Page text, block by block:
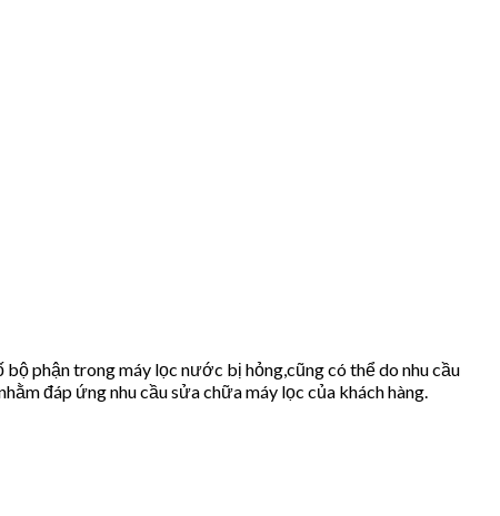
phận trong máy lọc nước bị hỏng,cũng có thể do nhu cầu
đáp ứng nhu cầu sửa chữa máy lọc của khách hàng.